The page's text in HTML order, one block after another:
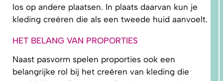
los op andere plaatsen. In plaats daarvan kun je
kleding creëren die als een tweede huid aanvoelt.
HET BELANG VAN PROPORTIES
Naast pasvorm spelen proporties ook een
belangrijke rol bij het creëren van kleding die